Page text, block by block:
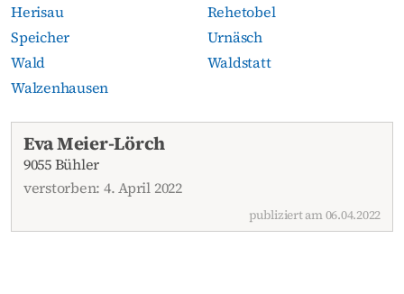
Herisau
Rehetobel
Speicher
Urnäsch
Wald
Waldstatt
Walzenhausen
Aktuelle Todesanzeigen
Eva Meier-Lörch
9055 Bühler
verstorben: 4. April 2022
publiziert am 06.04.2022